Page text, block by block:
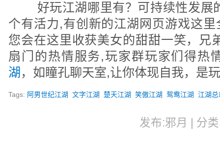
好玩江湖哪里有？可持续性发展
个有活力,有创新的江湖网页游戏这
您会在这里收获美女的甜甜一笑，兄
扇门的热情服务,玩家群玩家们得热
湖 ，如瞳孔聊天室,让你体现自我，是
Tags: 阿男世纪江湖 文字江湖 楚天江湖 笑傲江湖 鸳鸯江湖 江湖总
发布:邪月 | 分